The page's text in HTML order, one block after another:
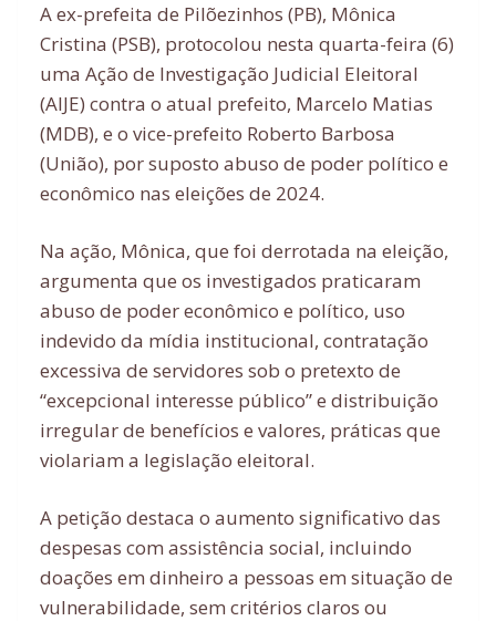
A ex-prefeita de Pilõezinhos (PB), Mônica
Cristina (PSB), protocolou nesta quarta-feira (6)
uma Ação de Investigação Judicial Eleitoral
(AIJE) contra o atual prefeito, Marcelo Matias
(MDB), e o vice-prefeito Roberto Barbosa
(União), por suposto abuso de poder político e
econômico nas eleições de 2024.
Na ação, Mônica, que foi derrotada na eleição,
argumenta que os investigados praticaram
abuso de poder econômico e político, uso
indevido da mídia institucional, contratação
excessiva de servidores sob o pretexto de
“excepcional interesse público” e distribuição
irregular de benefícios e valores, práticas que
violariam a legislação eleitoral.
A petição destaca o aumento significativo das
despesas com assistência social, incluindo
doações em dinheiro a pessoas em situação de
vulnerabilidade, sem critérios claros ou